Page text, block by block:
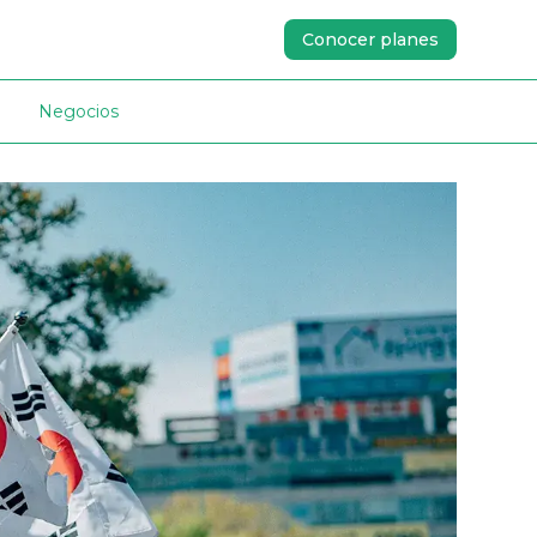
Conocer planes
Negocios